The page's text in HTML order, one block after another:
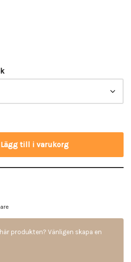
Lägg till i varukorg
produkten? Vänligen skapa en